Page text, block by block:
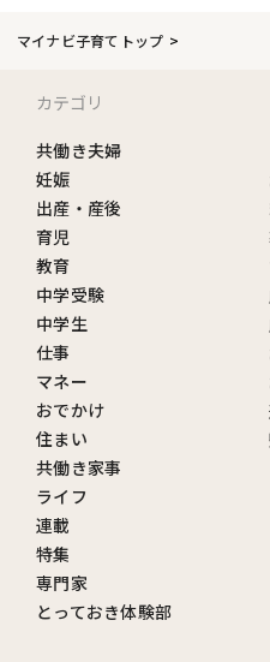
マイナビ子育てトップ
カテゴリ
共働き夫婦
妊娠
出産・産後
育児
教育
中学受験
中学生
仕事
マネー
おでかけ
住まい
共働き家事
ライフ
連載
特集
専門家
とっておき体験部